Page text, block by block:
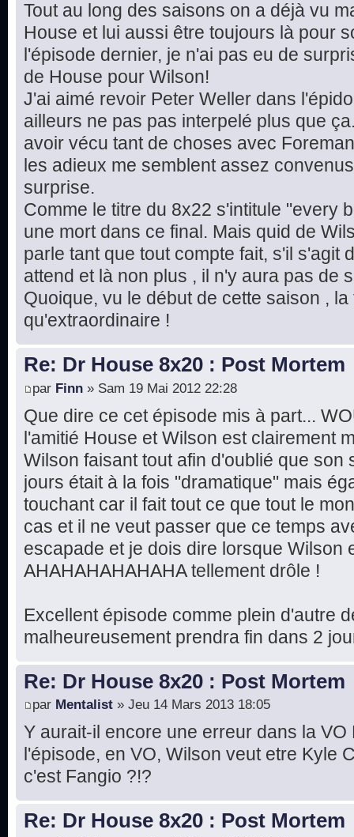
Tout au long des saisons on a déjà vu
House et lui aussi être toujours là pour
l'épisode dernier, je n'ai pas eu de
de House pour Wilson!
J'ai aimé revoir Peter Weller dans
ailleurs ne pas pas interpelé plus que
avoir vécu tant de choses avec
les adieux me semblent assez
surprise.
Comme le titre du 8x22 s'intitule "every
une mort dans ce final. Mais quid de
parle tant que tout compte fait, s'il s'agit
attend et là non plus , il n'y aura pas de
Quoique, vu le début de cette saison ,
qu'extraordinaire !
Re: Dr House 8x20 : Post Mortem
par Finn » Sam 19 Mai 2012 22:28
Que dire ce cet épisode mis à part...
l'amitié House et Wilson est clairement
Wilson faisant tout afin d'oublié que son
jours était à la fois "dramatique" mais
touchant car il fait tout ce que tout le
cas et il ne veut passer que ce temps
escapade et je dois dire lorsque Wilson
AHAHAHAHAHAHA tellement drôle !
Excellent épisode comme plein d'autre
malheureusement prendra fin dans 2
Re: Dr House 8x20 : Post Mortem
par Mentalist » Jeu 14 Mars 2013 18:05
Y aurait-il encore une erreur dans la
l'épisode, en VO, Wilson veut etre Kyle
c'est Fangio ?!?
Re: Dr House 8x20 : Post Mortem